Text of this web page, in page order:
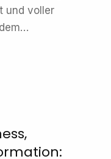
und voller